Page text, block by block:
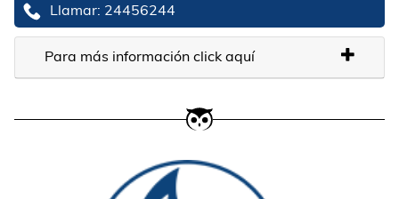
Llamar: 24456244
Para más información click aquí